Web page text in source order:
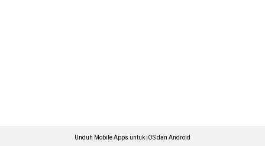
Unduh Mobile Apps untuk iOS dan Android